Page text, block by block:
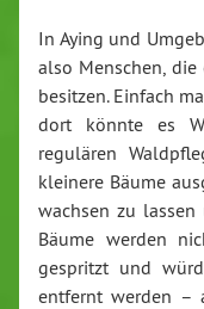
In Aying und
also Menschen,
besitzen. Einfach
dort könnte es
regulären
kleinere Bäume
wachsen zu lassen
Bäume werden
gespritzt und
entfernt werden –